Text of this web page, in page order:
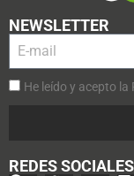
NEWSLETTER
He leído y acepto la
REDES SOCIALES